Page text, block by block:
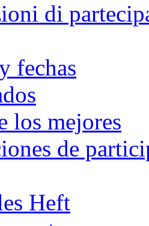
di
fechas
los mejores
de
Heft